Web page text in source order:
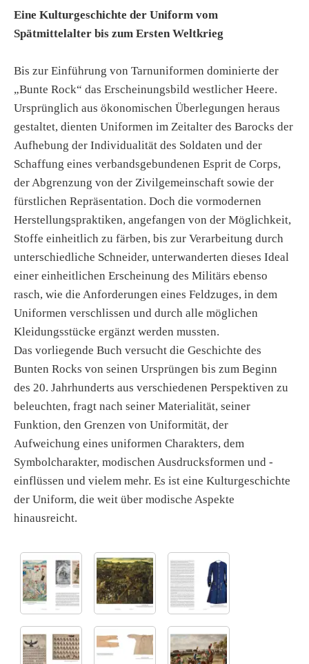
Eine Kulturgeschichte der Uniform vom
Spätmittelalter bis zum Ersten Weltkrieg
Bis zur Einführung von Tarnuniformen dominierte der
„Bunte Rock“ das Erscheinungsbild westlicher Heere.
Ursprünglich aus ökonomischen Überlegungen heraus
gestaltet, dienten Uniformen im Zeitalter des Barocks der
Aufhebung der Individualität des Soldaten und der
Schaffung eines verbandsgebundenen Esprit de Corps,
der Abgrenzung von der Zivilgemeinschaft sowie der
fürstlichen Repräsentation. Doch die vormodernen
Herstellungspraktiken, angefangen von der Möglichkeit,
Stoffe einheitlich zu färben, bis zur Verarbeitung durch
unterschiedliche Schneider, unterwanderten dieses Ideal
einer einheitlichen Erscheinung des Militärs ebenso
rasch, wie die Anforderungen eines Feldzuges, in dem
Uniformen verschlissen und durch alle möglichen
Kleidungsstücke ergänzt werden mussten.
Das vorliegende Buch versucht die Geschichte des
Bunten Rocks von seinen Ursprüngen bis zum Beginn
des 20. Jahrhunderts aus verschiedenen Perspektiven zu
beleuchten, fragt nach seiner Materialität, seiner
Funktion, den Grenzen von Uniformität, der
Aufweichung eines uniformen Charakters, dem
Symbolcharakter, modischen Ausdrucksformen und -
einflüssen und vielem mehr. Es ist eine Kulturgeschichte
der Uniform, die weit über modische Aspekte
hinausreicht.